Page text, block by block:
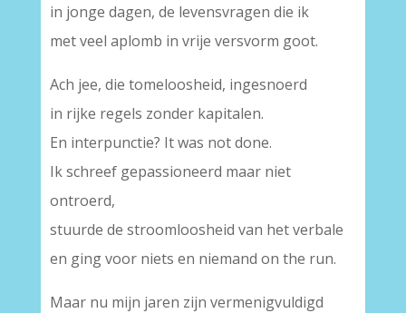
in jonge dagen, de levensvragen die ik
met veel aplomb in vrije versvorm goot.
Ach jee, die tomeloosheid, ingesnoerd
in rijke regels zonder kapitalen.
En interpunctie? It was not done.
Ik schreef gepassioneerd maar niet
ontroerd,
stuurde de stroomloosheid van het verbale
en ging voor niets en niemand on the run.
Maar nu mijn jaren zijn vermenigvuldigd